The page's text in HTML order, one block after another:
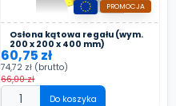
Osłona kątowa regału (wym.
200 x 200 x 400 mm)
PROMOCJA
60,75 zł
74,72 zł (brutto)
66,00 zł
Do koszyka